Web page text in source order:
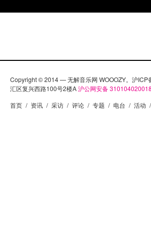
Copyright © 2014 — 无解音乐网 WOOOZY。沪ICP
汇区复兴西路100号2楼A沪公网安备
首页 / 资讯 / 采访 / 评论 / 专题 / 电台 / 活动 /